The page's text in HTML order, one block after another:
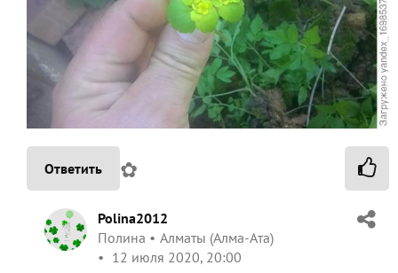
Ответить ✿
Polina2012
Полина
Алматы (Алма-Ата)
12 июля 2020, 20:00